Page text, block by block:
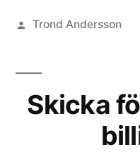
Posted
Trond Andersson
Skicka